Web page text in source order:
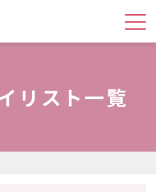
リスト一覧